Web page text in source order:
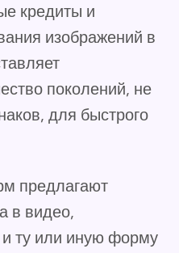
кредиты и
изображений в
поколений, не
для быстрого
предлагают
в видео,
ту или иную форму